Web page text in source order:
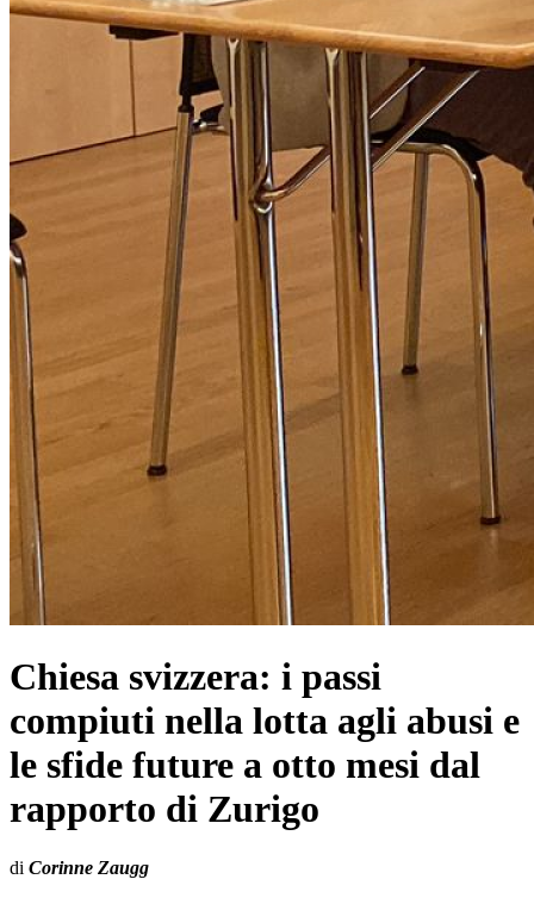
Chiesa svizzera: i passi
compiuti nella lotta agli abusi e
le sfide future a otto mesi dal
rapporto di Zurigo
di Corinne Zaugg